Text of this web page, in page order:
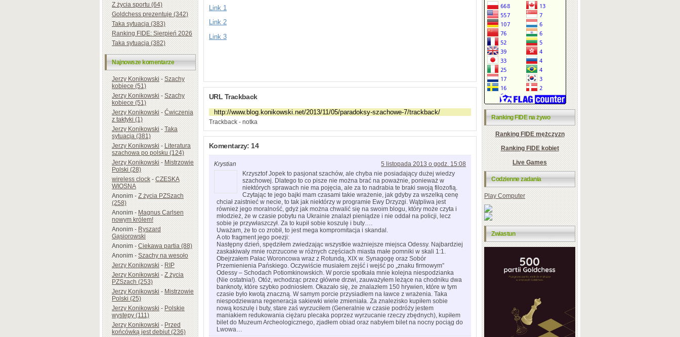
Z życia sportu (64)
Goldchess prezentuje (342)
Taka sytuacja (383)
Ranking FIDE: Sierpień 2026
Taka sytuacja (382)
Najnowsze komentarze
Jerzy Konikowski-Szachy
kobiece (51)
Jerzy Konikowski-Szachy
kobiece (51)
Jerzy Konikowski-Ćwiczenia
z taktyki (1)
Jerzy Konikowski-Taka
sytuacja (381)
Jerzy Konikowski-Literatura
szachowa po polsku (124)
Jerzy Konikowski-Mistrzowie
Polski (28)
wireless clock-CZESKA
WIOSNA
Anonim-Z życia PZSzach
(258)
Anonim-Magnus Carlsen
nowym królem!
Anonim-Ryszard
Gąsiorowski
Anonim-Ciekawa partia (88)
Anonim-Szachy na wesoło
Jerzy Konikowski-RIP
Jerzy Konikowski-Z życia
PZSzach (253)
Jerzy Konikowski-Mistrzowie
Polski (25)
Jerzy Konikowski-Polskie
występy (111)
Jerzy Konikowski-Przed
końcówką jest debiut (236)
Link 1
Link 2
Link 3
URL Trackback
Trackback - notka
Komentarzy: 14
Krystian
5 listopada 2013 o godz. 15:08
Krzysztof Jopek to pasjonat szachów, ale chyba nie posiadający dużej wiedzy
szachowej. Dlatego to co pisze nie można brać na poważnie, ponieważ w
niektórych sprawach nie ma pojęcia, ale za to nadrabia te braki swoją filozofią.
Czytając te jego bajki mam czasami takie wrażenie, jak gdyby za wszelką cenę
chciał zaistnieć w necie, to tak jak niektórzy w programie Ewy Drzyzgi. Wątpliwa jest
również jego moralność, gdyż jak można chwalić się na swoim blogu, który może czyta i
młodzież, że w czasie pobytu na Ukrainie znalazł pieniądze i nie oddał na policji, lecz
sobie je przywłaszczył. Za to kupił sobie koszulę i buty….
Uważam, że to co zrobił, to jest mega kompromitacja i skandal.
A oto fragment jego poezji:
Następny dzień, spędziłem zwiedzając wszystkie ważniejsze miejsca Odessy. Najbardziej
zaskakiwały mnie rozrzucone w różnych częściach miasta małe pomniki w skali 1:1.
Obejrzałem Pałac Woroncowa wraz z Rotundą, XIX w. Synagogę oraz Sobór
Przemienienia Pańskiego. Oczywiście musiałem zejść i wejść po „znaku firmowym”
Odessy – Schodach Potiomkinowskich. W porcie spotkała mnie kolejna niespodzianka
(Nie ostatnia!). Otóż, wchodząc przez główne drzwi, zauważyłem leżące na chodniku dwa
banknoty, które szybko podniosłem. Okazało się, że znalazłem 150 hrywien, które w tym
czasie było kwotą znaczną. W samym porcie przysiadłem na ławce z wrażenia. Taka
niespodziewana regeneracja sakiewki wiele zmieniała. Za znalezisko kupiłem sobie
nową koszulę i buty, stare zaś wyrzuciłem (Generalnie w czasie podróży jestem
maniakiem redukowania ciężaru plecaka poprzez wyrzucanie rzeczy zbędnych), kupiłem
bilet do Muzeum Archeologicznego, zjadłem obiad oraz nabyłem bilet na nocny pociąg do
Lwowa…
Ranking FIDE na żywo
Ranking FIDE mężczyzn
Ranking FIDE kobiet
Live Games
Codzienne zadania
Play Computer
Zwiastun